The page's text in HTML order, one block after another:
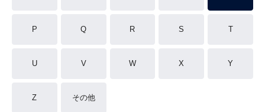
P Q R S T
U V W X Y
Z その他